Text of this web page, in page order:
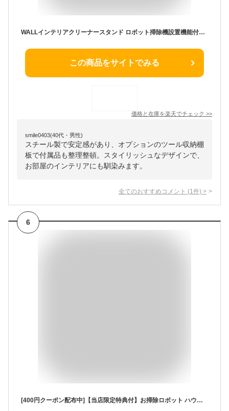
WALLインテリアクリーナースタンド ロボット掃除機設置機能付き オプションツール収納棚板付き ダイソン dyson コードレス スティッククリーナースタンド V15 V12 V11 V10 V8 V7 V6 DC74 DC62 DC45 DC35 Digital Slim Micro スチール製
この商品をサイトでみる
価格と在庫を楽天でチェック >>
smile0403(40代・男性)
スチール製で安定感があり、オプションのツール収納棚
板で付属品も整理整頓。スタイリッシュなデザインで、
お部屋のインテリアにも馴染みます。
全てのおすすめコメント (1 件) >
6
[400円クーポン配布中]【当店限定特典付】お掃除ロボット ハウス ルンバ 収納 省スペース 基地 ロボットクリーナー 自動掃除機 家電収納 デッドスペース 活用 スッキリ おしゃれ 北欧 インテリア 雑貨 リビング ダイニング スチール ウッド